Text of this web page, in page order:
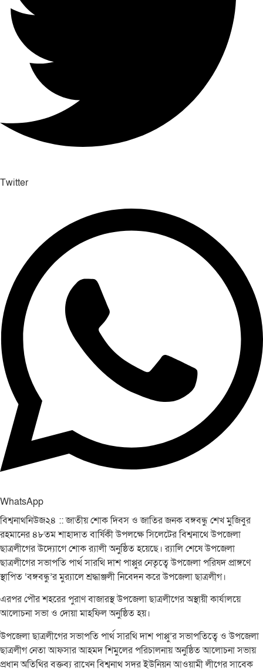
Twitter
WhatsApp
বিশ্বনাথনিউজ২৪ :: জাতীয় শোক দিবস ও জাতির জনক বঙ্গবন্ধু শেখ মুজিবুর
রহমানের ৪৮তম শাহাদাত বার্ষিকী উপলক্ষে সিলেটের বিশ্বনাথে উপজেলা
ছাত্রলীগের উদ্যোগে শোক র‌্যালী অনুষ্ঠিত হয়েছে। র‌্যালি শেষে উপজেলা
ছাত্রলীগের সভাপতি পার্থ সারথি দাশ পাপ্পুর নেতৃত্বে উপজেলা পরিষদ প্রাঙ্গণে
স্থাপিত ‘বঙ্গবন্ধু’র মুর‌্যালে শ্রদ্ধাঞ্জলী নিবেদন করে উপজেলা ছাত্রলীগ।
এরপর পৌর শহরের পুরাণ বাজারস্থ উপজেলা ছাত্রলীগের অস্থায়ী কার্যালয়ে
আলোচনা সভা ও দোয়া মাহফিল অনুষ্ঠিত হয়।
উপজেলা ছাত্রলীগের সভাপতি পার্থ সারথি দাশ পাপ্পু’র সভাপতিত্বে ও উপজেলা
ছাত্রলীগ নেতা আফসার আহমদ শিমুলের পরিচালনায় অনুষ্ঠিত আলোচনা সভায়
প্রধান অতিথির বক্তব্য রাখেন বিশ্বনাথ সদর ইউনিয়ন আওয়ামী লীগের সাবেক